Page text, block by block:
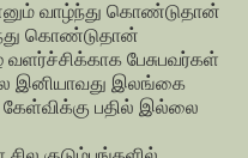
வாழ்ந்து கொண்டுதான்
கொண்டுதான்
வளர்ச்சிக்காக பேசுபவர்கள்
இனியாவது இலங்கை
பதில் இல்லை